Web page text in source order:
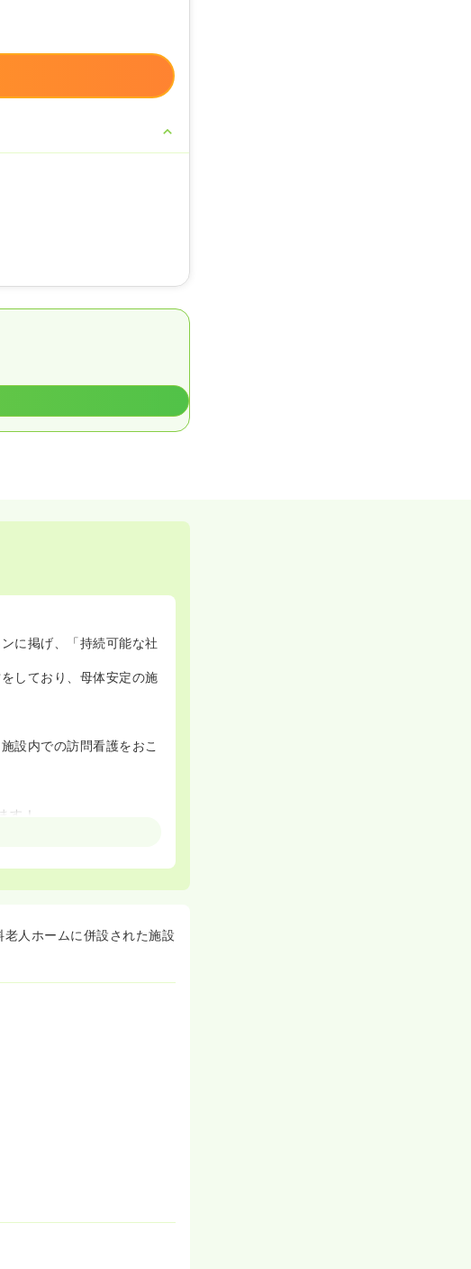
に掲げ、「持続可能な社
しており、母体安定の施
設内での訪問看護をおこ
す！
人ホームに併設された施設